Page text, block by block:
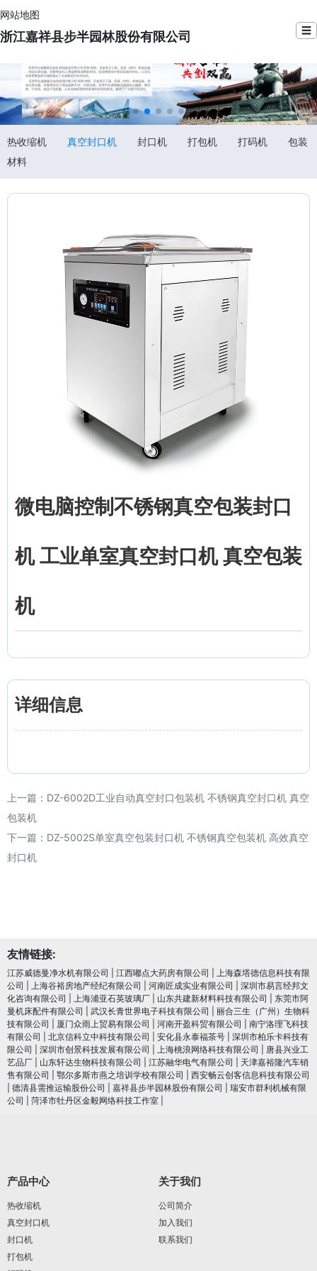
网站地图
浙江嘉祥县步半园林股份有限公司 ☰
热收缩机 真空封口机 封口机 打包机 打码机
包装
材料
微电脑控制不锈钢真空包装封口
机 工业单室真空封口机 真空包装
机
详细信息
上一篇： DZ-6002D工业自动真空封口包装机 不锈钢真空封口机 真空
包装机
下一篇： DZ-5002S单室真空包装封口机 不锈钢真空包装机 高效真空
封口机
友情链接:
江苏威德曼净水机有限公司 江西嘟点大药房有限公司
上海森塔德信息科技有限
公司
上海谷裕房地产经纪有限公司 河南匠成实业有限公司
深圳市易言经邦文
化咨询有限公司
上海浦亚石英玻璃厂 山东共建新材料科技有限公司
东莞市阿
曼机床配件有限公司
武汉长青世界电子科技有限公司
丽合三生（广州）生物科
技有限公司
厦门众雨上贸易有限公司 河南开盈科贸有限公司
南宁洛理飞科技
有限公司
北京信科立中科技有限公司 安化县永泰福茶号
深圳市柏乐卡科技有
限公司
深圳市创景科技发展有限公司 上海桃浪网络科技有限公司
唐县兴业工
艺品厂
山东轩达生物科技有限公司 江苏融华电气有限公司
天津嘉裕隆汽车销
售有限公司
鄂尔多斯市燕之培训学校有限公司
西安畅云创客信息科技有限公司
德清县需推运输股份公司 嘉祥县步半园林股份有限公司
瑞安市群利机械有限
公司
菏泽市牡丹区金毅网络科技工作室
产品中心
热收缩机
真空封口机
封口机
打包机
关于我们
公司简介
加入我们
联系我们